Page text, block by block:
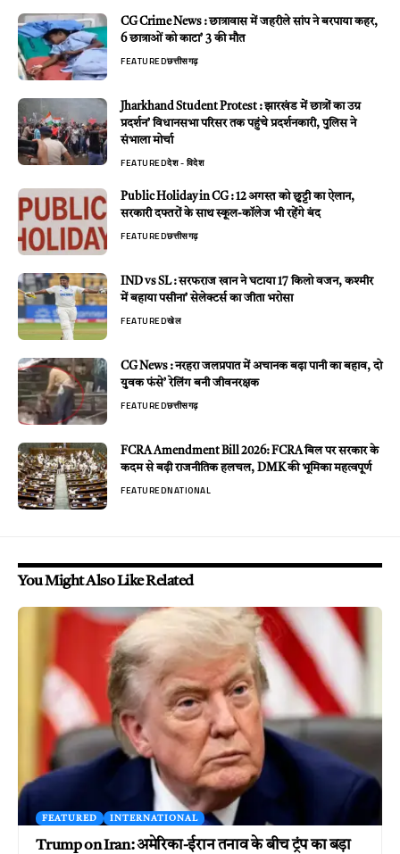
CG Crime News : छात्रावास में जहरीले सांप ने बरपाया कहर,
6 छात्राओं को काटा’ 3 की मौत
FEATUREDछत्तीसगढ़
Jharkhand Student Protest : झारखंड में छात्रों का उग्र
प्रदर्शन’ विधानसभा परिसर तक पहुंचे प्रदर्शनकारी, पुलिस ने
संभाला मोर्चा
FEATUREDदेश - विदेश
Public Holiday in CG : 12 अगस्त को छुट्टी का ऐलान,
सरकारी दफ्तरों के साथ स्कूल-कॉलेज भी रहेंगे बंद
FEATUREDछत्तीसगढ़
IND vs SL : सरफराज खान ने घटाया 17 किलो वजन, कश्मीर
में बहाया पसीना’ सेलेक्टर्स का जीता भरोसा
FEATUREDखेल
CG News : नरहरा जलप्रपात में अचानक बढ़ा पानी का बहाव, दो
युवक फंसे’ रेलिंग बनी जीवनरक्षक
FEATUREDछत्तीसगढ़
FCRA Amendment Bill 2026: FCRA बिल पर सरकार के
कदम से बढ़ी राजनीतिक हलचल, DMK की भूमिका महत्वपूर्ण
FEATUREDNATIONAL
You Might Also Like Related
FEATURED INTERNATIONAL
Trump on Iran: अमेरिका-ईरान तनाव के बीच ट्रंप का बड़ा